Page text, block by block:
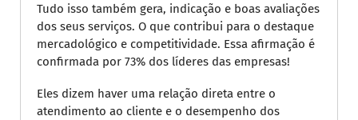
Tudo isso também gera, indicação e boas avaliações
dos seus serviços. O que contribui para o destaque
mercadológico e competitividade. Essa afirmação é
confirmada por 73% dos líderes das empresas!
Eles dizem haver uma relação direta entre o
atendimento ao cliente e o desempenho dos